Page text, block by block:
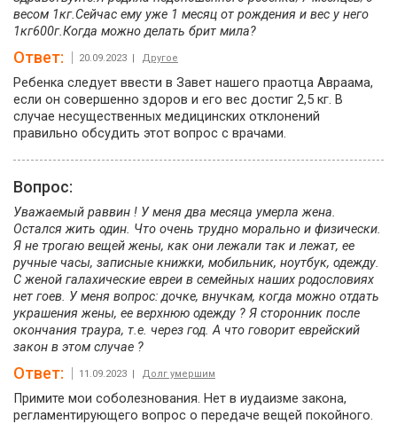
весом 1кг.Сейчас ему уже 1 месяц от рождения и вес у него
1кг600г.Когда можно делать брит мила?
Ответ: 20.09.2023 | Другое
Ребенка следует ввести в Завет нашего праотца Авраама,
если он совершенно здоров и его вес достиг 2,5 кг. В
случае несущественных медицинских отклонений
правильно обсудить этот вопрос с врачами.
Вопрос:
Уважаемый раввин ! У меня два месяца умерла жена.
Остался жить один. Что очень трудно морально и физически.
Я не трогаю вещей жены, как они лежали так и лежат, ее
ручные часы, записные книжки, мобильник, ноутбук, одежду.
С женой галахические евреи в семейных наших родословиях
нет гоев. У меня вопрос: дочке, внучкам, когда можно отдать
украшения жены, ее верхнюю одежду ? Я сторонник после
окончания траура, т.е. через год. А что говорит еврейский
закон в этом случае ?
Ответ: 11.09.2023 | Долг умершим
Примите мои соболезнования. Нет в иудаизме закона,
регламентирующего вопрос о передаче вещей покойного.